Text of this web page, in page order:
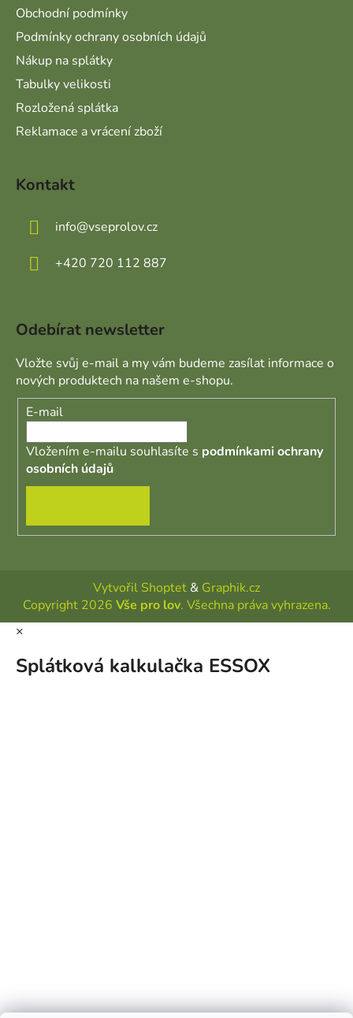
Obchodní podmínky
Podmínky ochrany osobních údajů
Nákup na splátky
Tabulky velikosti
Rozložená splátka
Reklamace a vrácení zboží
Kontakt
info@vseprolov.cz
+420 720 112 887
Odebírat newsletter
Vložte svůj e-mail a my vám budeme zasílat informace o
nových produktech na našem e-shopu.
E-mail
Vložením e-mailu souhlasíte s podmínkami ochrany
osobních údajů
Vytvořil Shoptet & Graphik.cz
Copyright 2026 Vše pro lov. Všechna práva vyhrazena.
×
Splátková kalkulačka ESSOX